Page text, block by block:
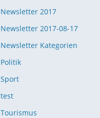
Newsletter 2017
Newsletter 2017-08-17
Newsletter Kategorien
Politik
Sport
test
Tourismus